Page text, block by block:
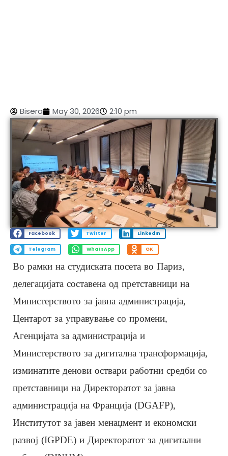
Bisera May 30, 2026 2:10 pm
Facebook Twitter LinkedIn
Telegram WhatsApp OK
Во рамки на студиската посета во Париз,
делегацијата составена од претставници на
Министерството за јавна администрација,
Центарот за управување со промени,
Агенцијата за администрација и
Министерството за дигитална трансформација,
изминатите денови оствари работни средби со
претставници на Директоратот за јавна
администрација на Франција (DGAFP),
Институтот за јавен менаџмент и економски
развој (IGPDE) и Директоратот за дигитални